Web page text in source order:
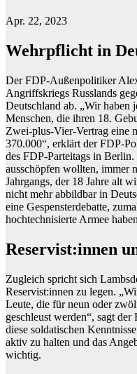
Apr. 22, 2023
Wehrpflicht in
Der FDP-Außenpolitiker
Angriffskriegs Russlands
Deutschland ab. „Wir haben
Menschen, die ihren 18.
Zwei-plus-Vier-Vertrag eine
370.000“, erklärt der FDP-
des FDP-Parteitags in
ausschöpfen wollten, immer
Jahrgangs, der 18 Jahre alt
nicht mehr abbildbar in
eine Gespensterdebatte,
hochtechnisierte Armee
Reservist:innen
Zugleich spricht sich
Reservist:innen zu legen.
Leute, die für neun oder
geschleust werden“, sagt
diese soldatischen
aktiv zu halten und das
wichtig.